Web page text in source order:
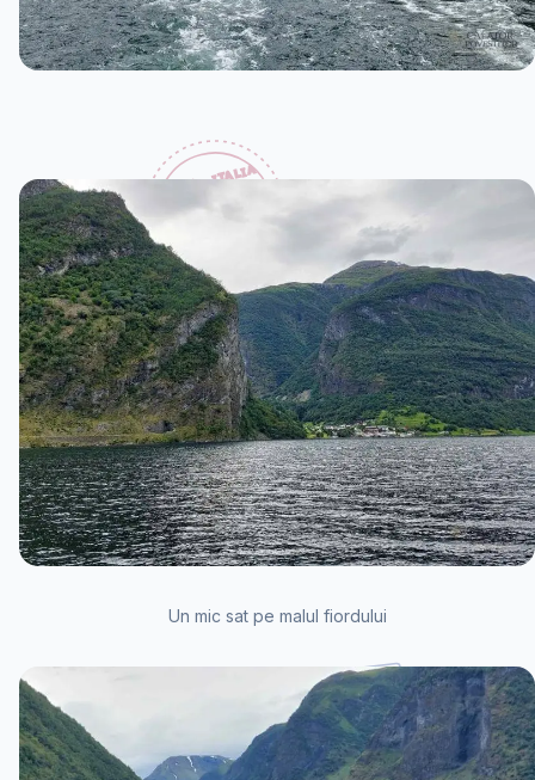
Un mic sat pe malul fiordului